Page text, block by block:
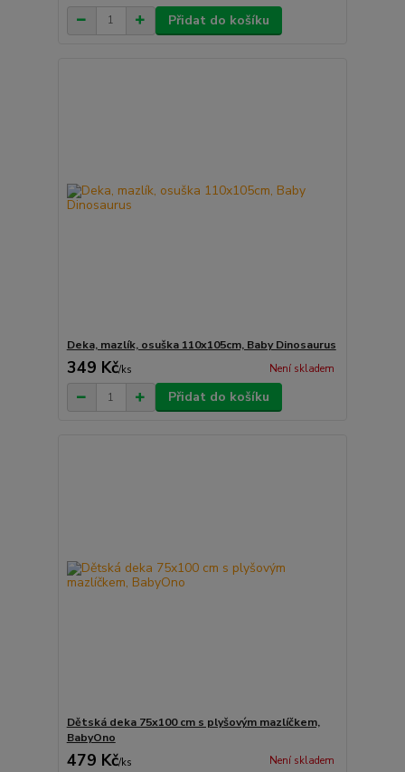
Přidat do košíku
Deka, mazlík, osuška 110x105cm, Baby Dinosaurus
349 Kč/ks Není skladem
Přidat do košíku
Dětská deka 75x100 cm s plyšovým mazlíčkem,
BabyOno
479 Kč/ks Není skladem